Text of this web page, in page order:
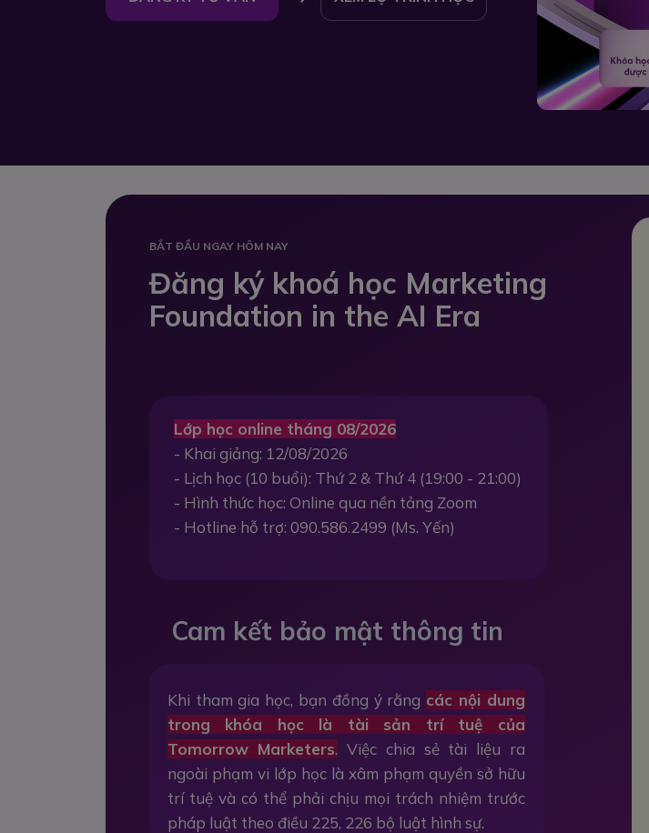
BẮT ĐẦU NGAY HÔM NAY
Đăng ký khoá học Marketing
Foundation in the AI Era
Lớp học online tháng 08/2026
- Khai giảng: 12/08/2026
- Lịch học (10 buổi): Thứ 2 & Thứ 4 (19:00 - 21:00)
- Hình thức học: Online qua nền tảng Zoom
- Hotline hỗ trợ: 090.586.2499 (Ms. Yến)
Khi tham gia học, bạn đồng ý rằng các nội dung
trong khóa học là tài sản trí tuệ của
Tomorrow Marketers. Việc chia sẻ tài liệu ra
ngoài phạm vi lớp học là xâm phạm quyền sở hữu
trí tuệ và có thể phải chịu mọi trách nhiệm trước
pháp luật theo điều 225, 226 bộ luật hình sự.
Cam kết bảo mật thông tin